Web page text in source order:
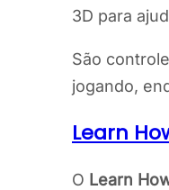
3D para
São
jogando,
Learn
O Learn